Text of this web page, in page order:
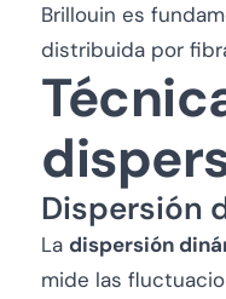
Brillouin es
distribuida por
Dispersión
La dispersión
mide las